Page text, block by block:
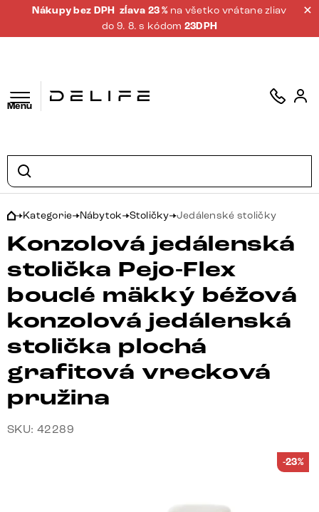
Nákupy bez DPH zĺava 23 % na všetko vrátane zliav
do 9. 8. s kódom 23DPH
Menu
Kategorie Nábytok Stoličky Jedálenské stoličky
Konzolová jedálenská
stolička Pejo-Flex
bouclé mäkký béžová
konzolová jedálenská
stolička plochá
grafitová vrecková
pružina
SKU: 42289
-23%